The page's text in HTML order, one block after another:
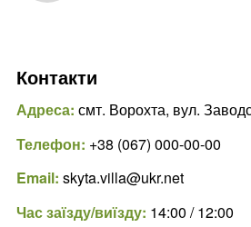
Контакти
Адреса: смт. Ворохта, вул.
Телефон: +38 (067) 000-00-00
Email: skyta.villa@ukr.net
Час заїзду/виїзду: 14:00 / 12:00